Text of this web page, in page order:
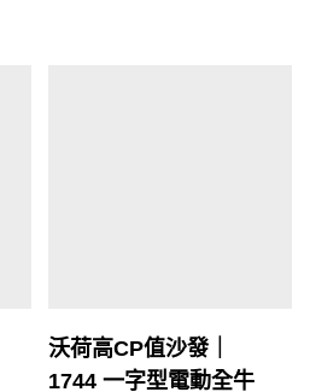
沃荷高CP值沙發｜
1744 一字型電動全牛